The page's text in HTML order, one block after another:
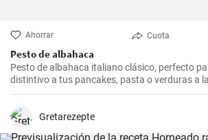
Ahorrar Cuota
Pesto de albahaca
Pesto de albahaca italiano clásico, perfecto
distintivo a tus pancakes, pasta o verduras a
Gretarezepte